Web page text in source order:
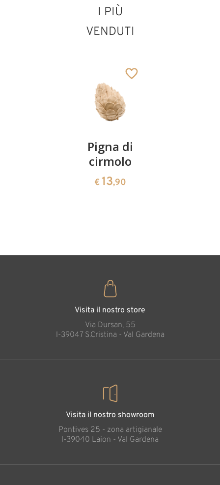
I PIÙ
VENDUTI
Pigna di
cirmolo
€ 13,90
Visita il nostro store
Via Dursan, 55
l-39047 S.Cristina - Val Gardena
Visita il nostro showroom
Pontives 25 - zona artigianale
l-39040 Laion - Val Gardena